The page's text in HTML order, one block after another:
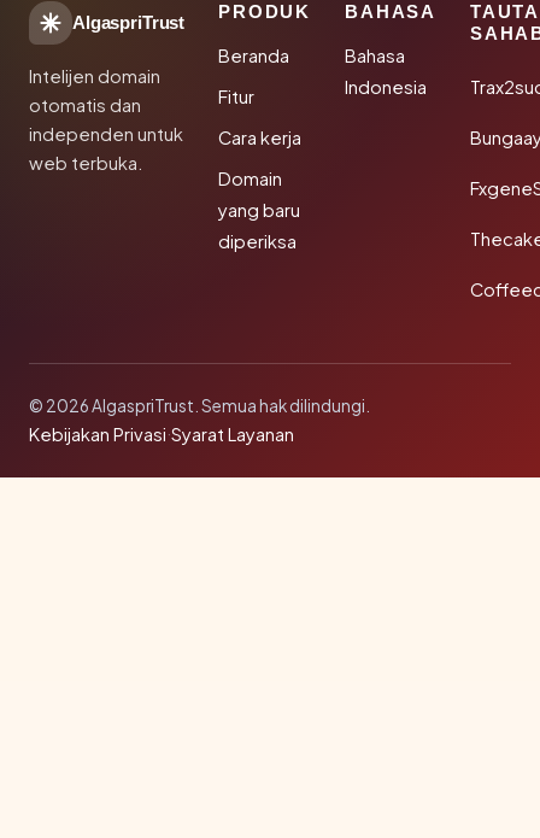
AlgaspriTrust
Intelijen domain
otomatis dan
independen untuk
web terbuka.
PRODUK
Beranda
Fitur
Cara kerja
Domain
yang baru
diperiksa
BAHASA
Bahasa
Indonesia
© 2026 AlgaspriTrust. Semua hak dilindungi.
Kebijakan Privasi·Syarat Layanan